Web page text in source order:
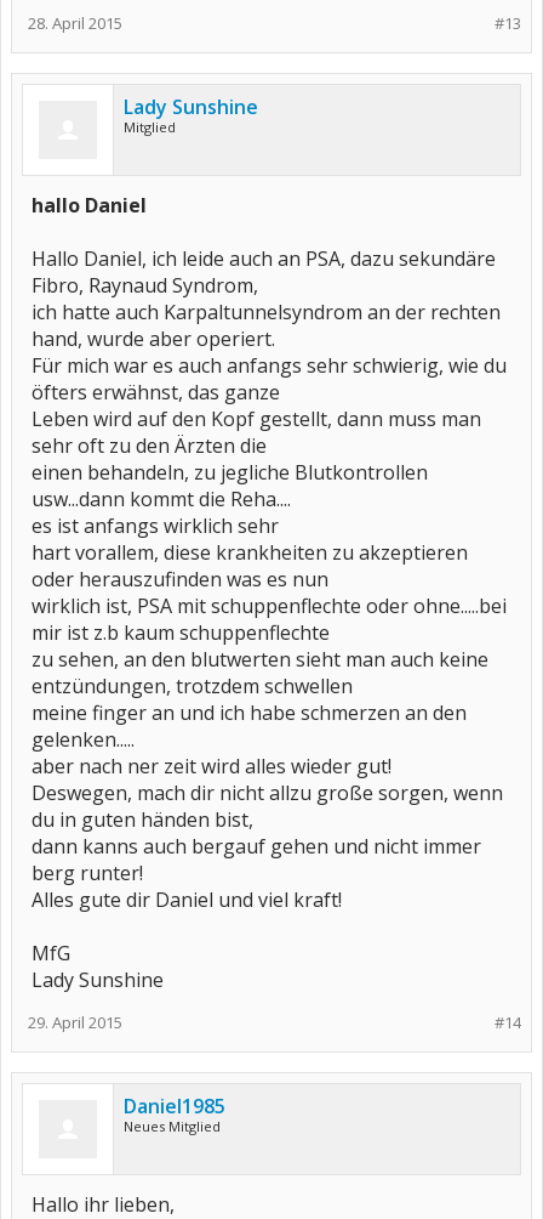
#13
28. April 2015
Lady Sunshine
Mitglied
hallo Daniel
Hallo Daniel, ich leide auch an PSA, dazu sekundäre
Fibro, Raynaud Syndrom,
ich hatte auch Karpaltunnelsyndrom an der rechten
hand, wurde aber operiert.
Für mich war es auch anfangs sehr schwierig, wie du
öfters erwähnst, das ganze
Leben wird auf den Kopf gestellt, dann muss man
sehr oft zu den Ärzten die
einen behandeln, zu jegliche Blutkontrollen
usw...dann kommt die Reha....
es ist anfangs wirklich sehr
hart vorallem, diese krankheiten zu akzeptieren
oder herauszufinden was es nun
wirklich ist, PSA mit schuppenflechte oder ohne.....bei
mir ist z.b kaum schuppenflechte
zu sehen, an den blutwerten sieht man auch keine
entzündungen, trotzdem schwellen
meine finger an und ich habe schmerzen an den
gelenken.....
aber nach ner zeit wird alles wieder gut!
Deswegen, mach dir nicht allzu große sorgen, wenn
du in guten händen bist,
dann kanns auch bergauf gehen und nicht immer
berg runter!
Alles gute dir Daniel und viel kraft!
MfG
Lady Sunshine
#14
29. April 2015
Daniel1985
Neues Mitglied
Hallo ihr lieben,